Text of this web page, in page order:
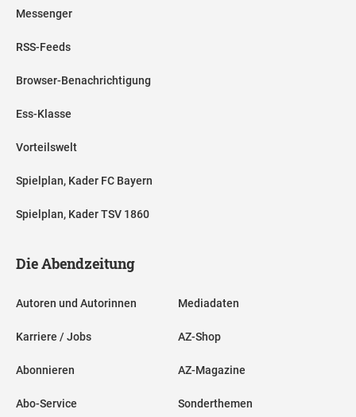
Messenger
RSS-Feeds
Browser-Benachrichtigung
Ess-Klasse
Vorteilswelt
Spielplan, Kader FC Bayern
Spielplan, Kader TSV 1860
Die Abendzeitung
Autoren und Autorinnen
Karriere / Jobs
Abonnieren
Abo-Service
Mediadaten
AZ-Shop
AZ-Magazine
Sonderthemen